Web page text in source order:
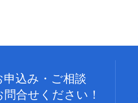
込み・ご相談
合せください！